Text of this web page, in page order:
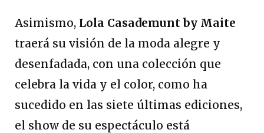
Asimismo, Lola Casademunt by Maite
traerá su visión de la moda alegre y
desenfadada, con una colección que
celebra la vida y el color, como ha
sucedido en las siete últimas ediciones,
el show de su espectáculo está